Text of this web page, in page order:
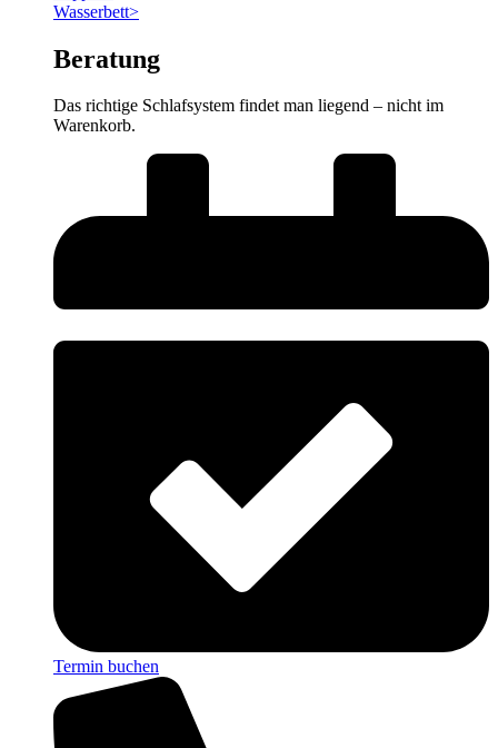
Wasserbett>
Beratung
Das richtige Schlafsystem findet man liegend – nicht im
Warenkorb.
Termin buchen